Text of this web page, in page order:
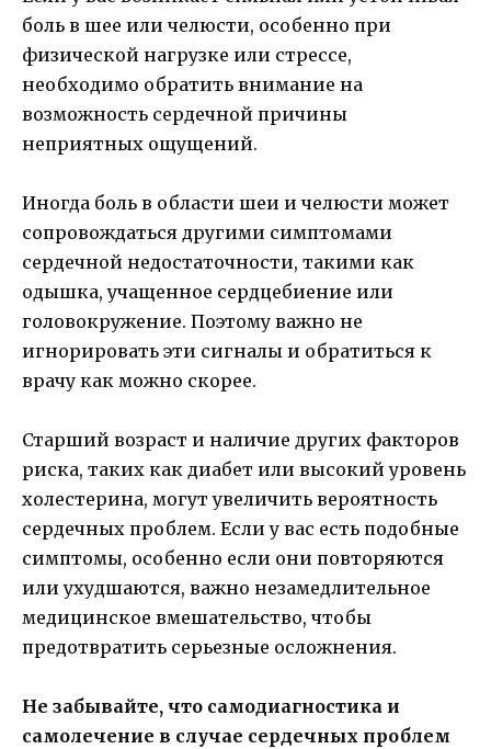
боль в шее или челюсти, особенно при
физической нагрузке или стрессе,
необходимо обратить внимание на
возможность сердечной причины
неприятных ощущений.
Иногда боль в области шеи и челюсти может
сопровождаться другими симптомами
сердечной недостаточности, такими как
одышка, учащенное сердцебиение или
головокружение. Поэтому важно не
игнорировать эти сигналы и обратиться к
врачу как можно скорее.
Старший возраст и наличие других факторов
риска, таких как диабет или высокий уровень
холестерина, могут увеличить вероятность
сердечных проблем. Если у вас есть подобные
симптомы, особенно если они повторяются
или ухудшаются, важно незамедлительное
медицинское вмешательство, чтобы
предотвратить серьезные осложнения.
Не забывайте, что самодиагностика и
самолечение в случае сердечных проблем